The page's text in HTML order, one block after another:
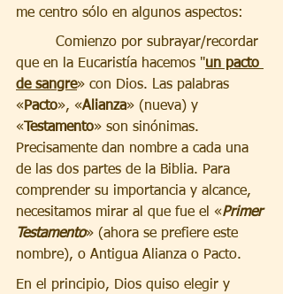
me centro sólo en algunos aspectos:
que en la Eucaristía hacemos "un pacto
de sangre» con Dios. Las palabras
«Pacto», «Alianza» (nueva) y
« Testamento» son sinónimas.
Precisamente dan nombre a cada una
de las dos partes de la Biblia. Para
comprender su importancia y alcance,
necesitamos mirar al que fue el «Primer
Testamento» (ahora se prefiere este
nombre), o Antigua Alianza o Pacto.
En el principio, Dios quiso elegir y